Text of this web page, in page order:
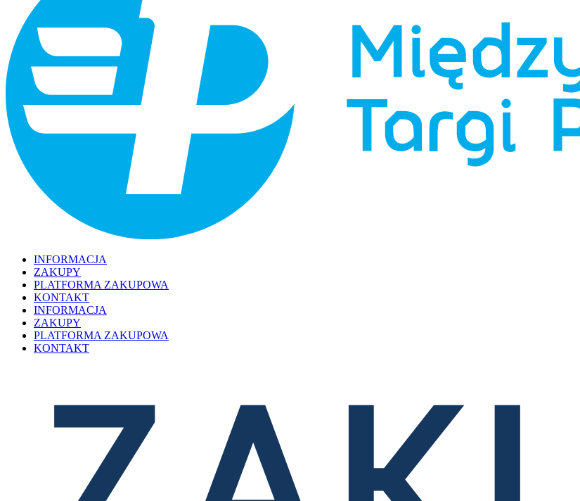
INFORMACJA
ZAKUPY
PLATFORMA ZAKUPOWA
KONTAKT
INFORMACJA
ZAKUPY
PLATFORMA ZAKUPOWA
KONTAKT